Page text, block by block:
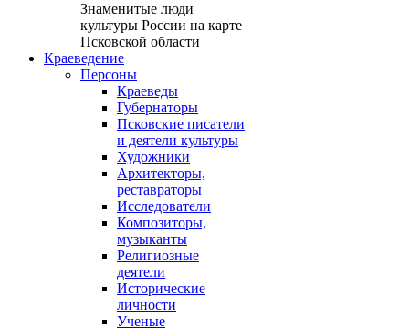
Знаменитые люди
культуры России на карте
Псковской области
Краеведение
Персоны
Краеведы
Губернаторы
Псковские писатели
и деятели культуры
Художники
Архитекторы,
реставраторы
Исследователи
Композиторы,
музыканты
Религиозные
деятели
Исторические
личности
Ученые